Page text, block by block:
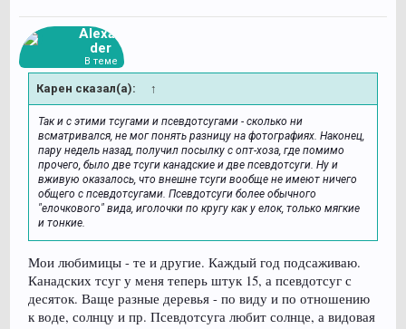
Alexan
der
В теме
Карен сказал(а): ↑
Так и с этими тсугами и псевдотсугами - сколько ни
всматривался, не мог понять разницу на фотографиях. Наконец,
пару недель назад, получил посылку с опт-хоза, где помимо
прочего, было две тсуги канадские и две псевдотсуги. Ну и
вживую оказалось, что внешне тсуги вообще не имеют ничего
общего с псевдотсугами. Псевдотсуги более обычного
"елочкового" вида, иголочки по кругу как у елок, только мягкие
и тонкие.
Мои любимицы - те и другие. Каждый год подсаживаю.
Канадских тсуг у меня теперь штук 15, а псевдотсуг с
десяток. Ваще разные деревья - по виду и по отношению
к воде, солнцу и пр. Псевдотсуга любит солнце, а видовая